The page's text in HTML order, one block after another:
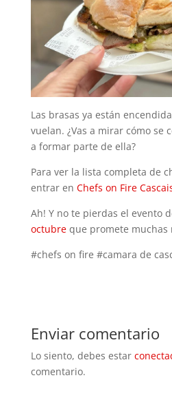
Las brasas ya están
vuelan. ¿Vas a mirar cómo se
a formar parte de ella?
Para ver la lista completa de
entrar en Chefs on Fire
Ah! Y no te pierdas el evento
octubreque promete muchas
#chefs on fire #camara de
Enviar comentario
Lo siento, debes estar
comentario.